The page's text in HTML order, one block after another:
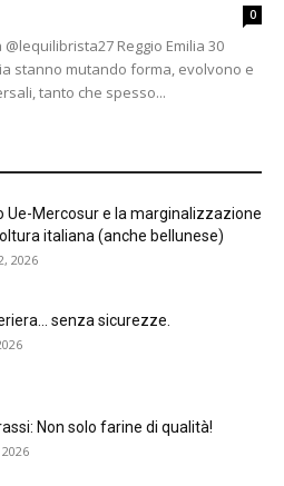
0
Reggio Emilia 30
stanno mutando forma, evolvono e
tanto che spesso...
Ue-Mercosur e la marginalizzazione
italiana (anche bellunese)
2026
senza sicurezze.
Non solo farine di qualità!